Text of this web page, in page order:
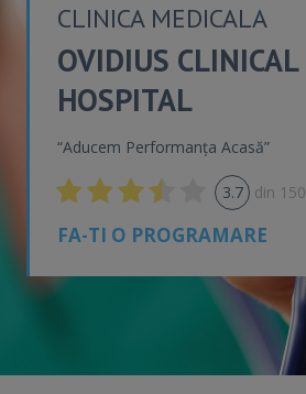
CLINICA MEDICALA
OVIDIUS CLINICAL
HOSPITAL
“Aducem Performanța Acasă”
3.7 din 150
FA-TI O PROGRAMARE